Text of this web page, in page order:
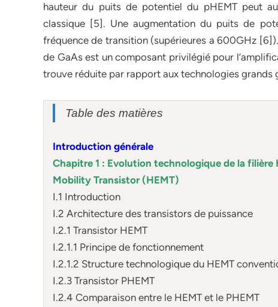
hauteur du puits de potentiel du pHEMT peut
classique [5]. Une augmentation du puits de
fréquence de transition (supérieures a 600GHz
de GaAs est un composant privilégié pour
trouve réduite par rapport aux technologies grands
Table des matières
Introduction générale
Chapitre 1 : Evolution technologique de la filière
Mobility Transistor (HEMT)
I.1 Introduction
I.2 Architecture des transistors de puissance
I.2.1 Transistor HEMT
I.2.1.1 Principe de fonctionnement
I.2.1.2 Structure technologique du HEMT
I.2.3 Transistor PHEMT
I.2.4 Comparaison entre le HEMT et le PHEMT